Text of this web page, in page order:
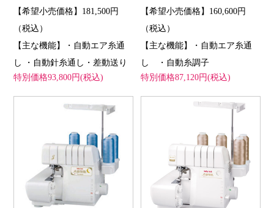
【希望小売価格】181,500円
（税込）
【主な機能】・自動エア糸通
し ・自動針糸通し・差動送り
特別価格93,800円(税込)
【希望小売価格】160,600円
（税込）
【主な機能】・自動エア糸通
し ・自動糸調子
特別価格87,120円(税込)